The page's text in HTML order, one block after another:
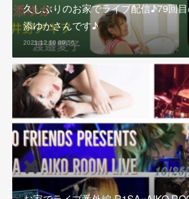
久しぶりのお家でライブ配信♪79回
添ゆかさんです♪
2021.12.10 09:56